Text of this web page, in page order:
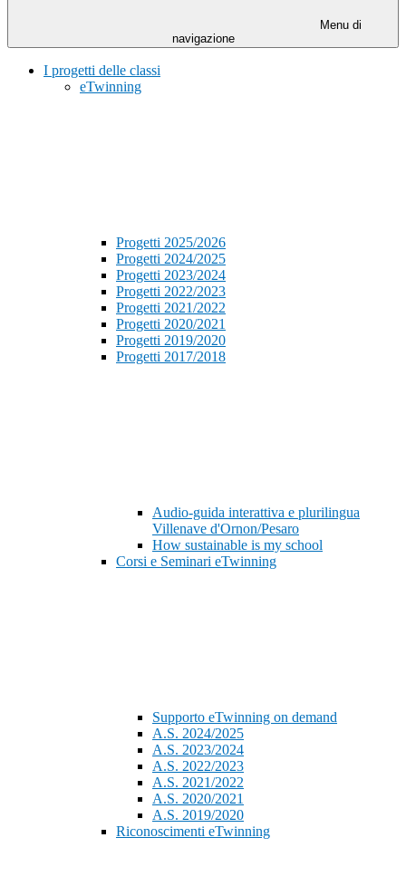
Menu di
navigazione
I progetti delle classi
eTwinning
Progetti 2025/2026
Progetti 2024/2025
Progetti 2023/2024
Progetti 2022/2023
Progetti 2021/2022
Progetti 2020/2021
Progetti 2019/2020
Progetti 2017/2018
Audio-guida interattiva e plurilingua
Villenave d'Ornon/Pesaro
How sustainable is my school
Corsi e Seminari eTwinning
Supporto eTwinning on demand
A.S. 2024/2025
A.S. 2023/2024
A.S. 2022/2023
A.S. 2021/2022
A.S. 2020/2021
A.S. 2019/2020
Riconoscimenti eTwinning